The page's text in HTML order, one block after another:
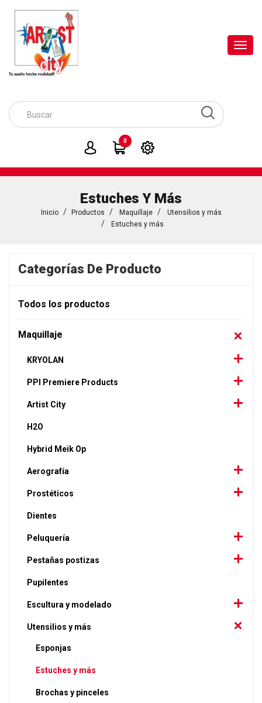
0
Estuches Y Más
Inicio Productos Maquillaje
Utensilios y más
Estuches y más
Categorías De Producto
Todos los productos
Maquillaje
KRYOLAN
PPI Premiere Products
Artist City
H2O
Hybrid Meik Op
Aerografía
Prostéticos
Dientes
Peluquería
Pestañas postizas
Pupilentes
Escultura y modelado
Utensilios y más
Esponjas
Estuches y más
Brochas y pinceles